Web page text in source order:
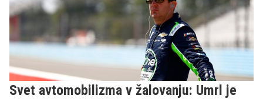
Svet avtomobilizma v žalovanju: Umrl je